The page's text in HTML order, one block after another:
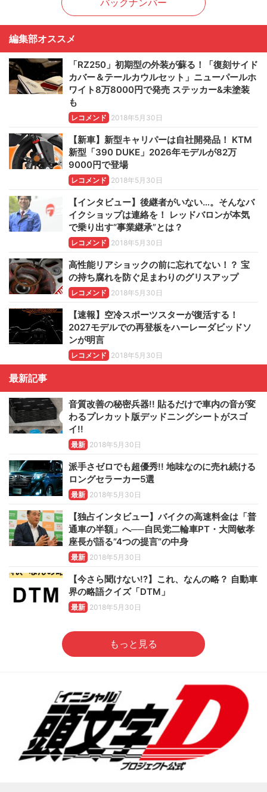
バックナンバー
編集部オススメ
「RZ250」初期型の外装が蘇る！「復刻サイド
カバー＆テールカウルセット」ニューパールホ
ワイト8万8000円で発売 ステッカー&未塗装
も
レコメンド 2018年5月30日
【新車】新型キャリパーは自社開発品！ KTM
新型「390 DUKE」2026年モデルが82万
9000円で登場
レコメンド 2018年5月30日
【インタビュー】後継者がいない…。そんなバ
イクショップは連絡を！ レッドバロンが本気
で乗り出す“事業継承”とは？
レコメンド 2018年5月30日
高性能リアショックの前に忘れてない！？ 宝
の持ち腐れを防ぐ足まわりのグリスアップ
レコメンド 2018年5月30日
【速報】空冷スポーツスターが復活する！
2027モデルでの再登板をハーレーダビッドソ
ンが明言
レコメンド 2018年5月30日
最新記事
音質改善の秘密兵器!! 貼るだけで車内の音が変
わるプレカット版デッドニングシートがスゴ
イ!!
最新 2018年5月30日
派手さゼロでも超優秀!! 地味なのに売れ続ける
ロングセラーカー5選
最新 2018年5月30日
【独占インタビュー】バイクの高速料金は「普
通車の半額」へ──自民党二輪車PT・大岡敏孝
座長が語る”4つの提言”の中身
最新 2018年5月30日
【今さら聞けない!?】これ、なんの略？ 自動車
界の略語クイズ「DTM」
最新 2018年5月30日
もっと見る